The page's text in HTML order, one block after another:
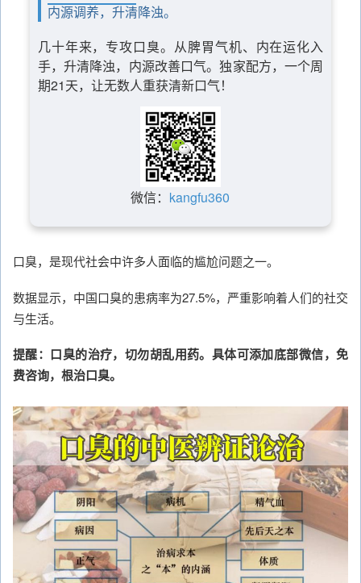
内源调养，升清降浊。
几十年来，专攻口臭。从脾胃气机、内在运化入
手，升清降浊，内源改善口气。独家配方，一个周
期21天，让无数人重获清新口气！
微信： kangfu360
口臭，是现代社会中许多人面临的尴尬问题之一。
数据显示，中国口臭的患病率为27.5%，严重影响着人们的社交
与生活。
提醒：口臭的治疗，切勿胡乱用药。具体可添加底部微信，免
费咨询，根治口臭。